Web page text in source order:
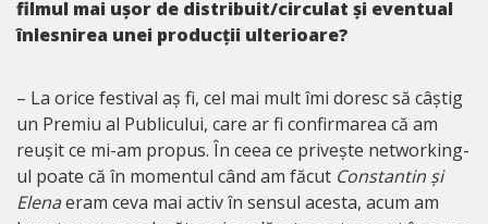
filmul mai ușor de distribuit/circulat și eventual
înlesnirea unei producții ulterioare?
– La orice festival aș fi, cel mai mult îmi doresc să câștig
un Premiu al Publicului, care ar fi confirmarea că am
reușit ce mi-am propus. În ceea ce privește networking-
ul poate că în momentul când am făcut Constantin și
Elenaeram ceva mai activ în sensul acesta, acum am